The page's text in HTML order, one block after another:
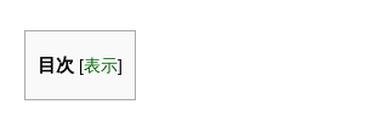
目次 [表示]